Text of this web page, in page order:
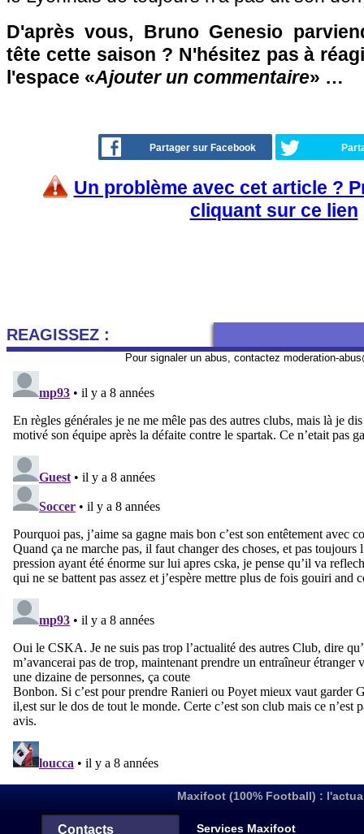
D'après vous, Bruno Genesio
tête cette saison ? N'hésitez pas à
l'espace «Ajouter un commentaire» …
Partager sur Facebook
Un problème avec cet article ?
cliquant sur ce lien
REAGISSEZ :
Pour signaler un abus, contactez moderation-
Maxifoot (100% Football) :
Contacts Services Maxifoot